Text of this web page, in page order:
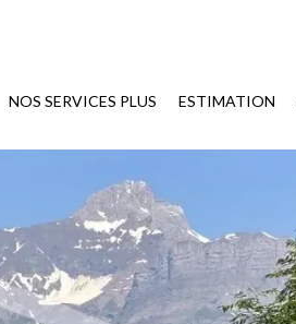
NOS SERVICES PLUS ESTIMATION